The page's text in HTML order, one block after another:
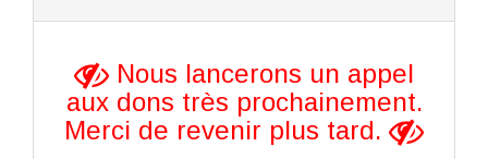
Nous lancerons un appel
aux dons très prochainement.
Merci de revenir plus tard.